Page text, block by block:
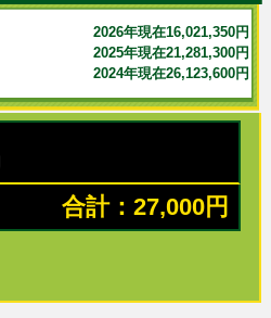
2026年現在16,021,350円
2025年現在21,281,300円
2024年現在26,123,600円
合計：27,000円